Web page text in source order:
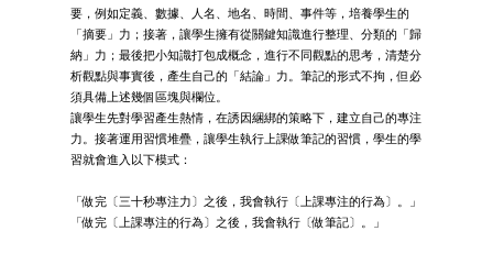
要，例如定義、數據、人名、地名、時間、事件等，培養學生的
「摘要」力；接著，讓學生擁有從關鍵知識進行整理、分類的「歸
納」力；最後把小知識打包成概念，進行不同觀點的思考，清楚分
析觀點與事實後，產生自己的「結論」力。筆記的形式不拘，但必
須具備上述幾個區塊與欄位。
讓學生先對學習產生熱情，在誘因綑綁的策略下，建立自己的專注
力。接著運用習慣堆疊，讓學生執行上課做筆記的習慣，學生的學
習就會進入以下模式：
「做完〔三十秒專注力〕之後，我會執行〔上課專注的行為〕。」
「做完〔上課專注的行為〕之後，我會執行〔做筆記〕。」